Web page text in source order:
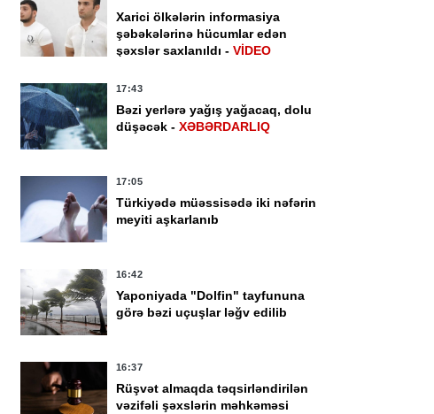
Xarici ölkələrin informasiya
şəbəkələrinə hücumlar edən
şəxslər saxlanıldı - VİDEO
17:43
Bəzi yerlərə yağış yağacaq, dolu
düşəcək - XƏBƏRDARLIQ
17:05
Türkiyədə müəssisədə iki nəfərin
meyiti aşkarlanıb
16:42
Yaponiyada "Dolfin" tayfununa
görə bəzi uçuşlar ləğv edilib
16:37
Rüşvət almaqda təqsirləndirilən
vəzifəli şəxslərin məhkəməsi